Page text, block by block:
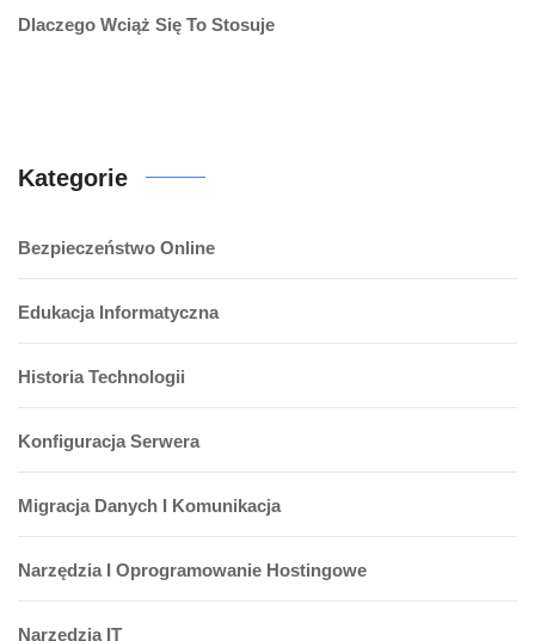
Dlaczego Wciąż Się To Stosuje
Kategorie
Bezpieczeństwo Online
Edukacja Informatyczna
Historia Technologii
Konfiguracja Serwera
Migracja Danych I Komunikacja
Narzędzia I Oprogramowanie Hostingowe
Narzędzia IT